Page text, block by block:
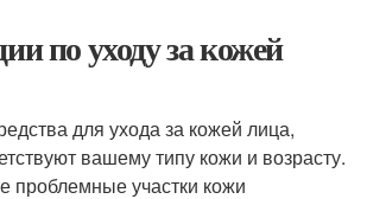
по уходу за кожей
для ухода за кожей лица,
вашему типу кожи и возрасту.
проблемные участки кожи